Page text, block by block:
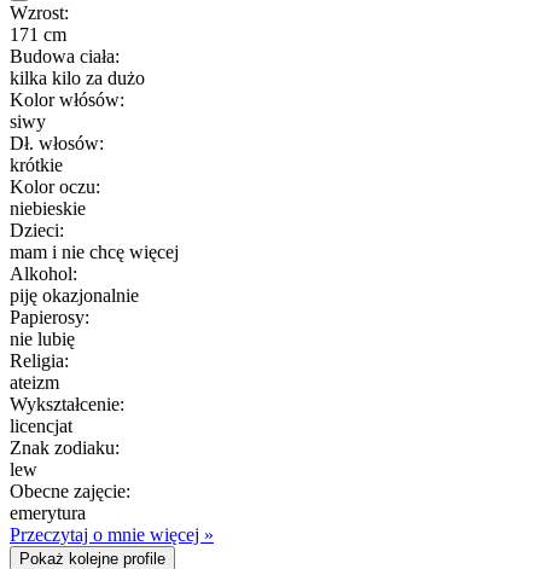
Wzrost:
171 cm
Budowa ciała:
kilka kilo za dużo
Kolor włósów:
siwy
Dł. włosów:
krótkie
Kolor oczu:
niebieskie
Dzieci:
mam i nie chcę więcej
Alkohol:
piję okazjonalnie
Papierosy:
nie lubię
Religia:
ateizm
Wykształcenie:
licencjat
Znak zodiaku:
lew
Obecne zajęcie:
emerytura
Przeczytaj o mnie więcej »
Pokaż kolejne profile